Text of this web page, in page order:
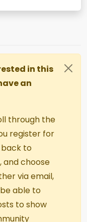
in this
an
through the
register for
to
and choose
via email,
able to
to show